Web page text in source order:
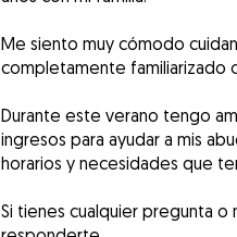
Me siento muy cómodo
completamente familiarizado
Durante este verano tengo
ingresos para ayudar a mis
horarios y necesidades que
Si tienes cualquier pregunta